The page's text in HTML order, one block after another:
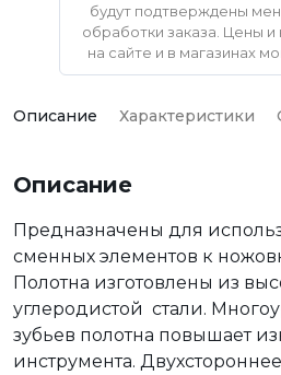
будут подтверждены
обработки заказа. Цены
на сайте и в магазинах
Описание Характеристики
Описание
Предназначены для
сменных элементов к
Полотна изготовлены из
углеродистой стали.
зубьев полотна повышает
инструмента.